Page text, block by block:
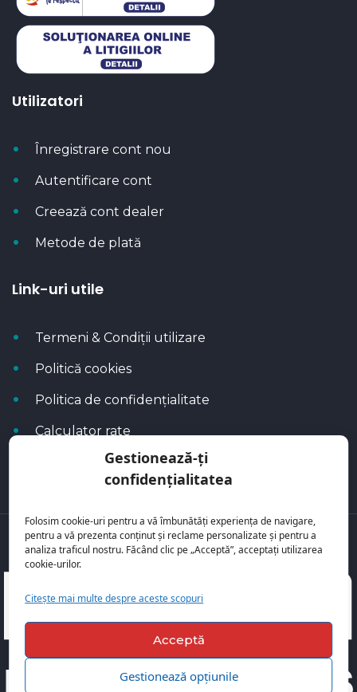
Gestionează-ți
confidențialitatea
Folosim cookie-uri pentru a vă îmbunătăți experiența de navigare,
pentru a vă prezenta conținut și reclame personalizate și pentru a
analiza traficul nostru. Făcând clic pe „Acceptă”, acceptați utilizarea
cookie-urilor.
Citește mai multe despre aceste scopuri
Acceptă
Gestionează opțiunile
Utilizatori
Înregistrare cont nou
Autentificare cont
Creează cont dealer
Metode de plată
Link-uri utile
Termeni & Condiții utilizare
Politică cookies
Politica de confidențialitate
Calculator rate
Blog Autoflux
Toate mașinile se regăsesc peAutoFlux